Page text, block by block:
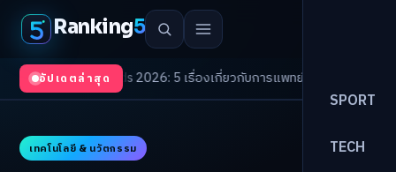
Ranking5
SPORT
TECH
อัปเดตล่าสุด
Trends 2026: 5 เรื่องเกี่ยวกับการแพทย์ที่ควรรู้/ดอกเบี้ยขาขึ้นรอบใหม่!
เทคโนโลยี & นวัตกรรม